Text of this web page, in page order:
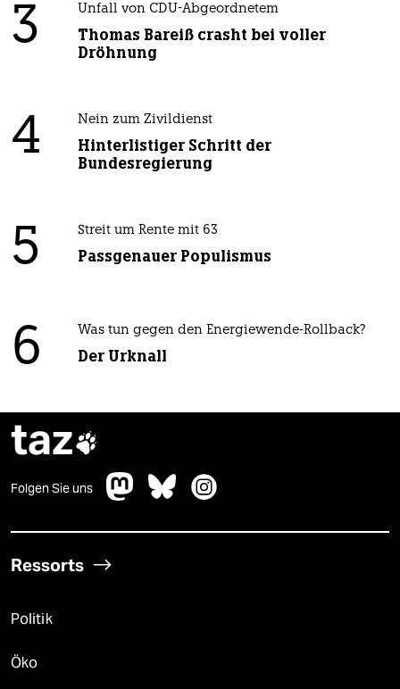
3 Unfall von CDU-Abgeordnetem
Thomas Bareiß crasht bei voller
Dröhnung
4 Nein zum Zivildienst
Hinterlistiger Schritt der
Bundesregierung
5 Streit um Rente mit 63
Passgenauer Populismus
6 Was tun gegen den Energiewende-Rollback?
Der Urknall
taz
Folgen Sie uns
Ressorts
Politik
Öko